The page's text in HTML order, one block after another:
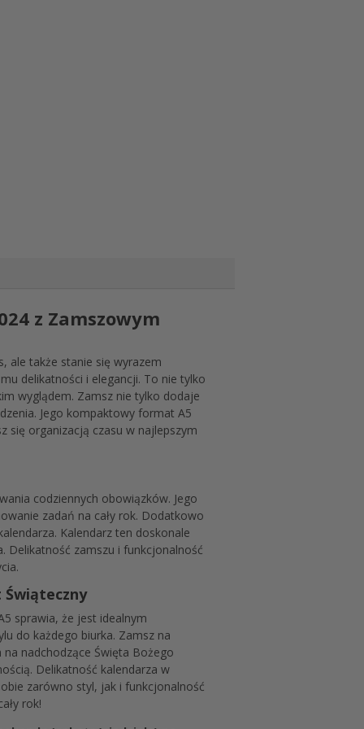
z Zamszowym
ale także stanie się wyrazem
delikatności i elegancji. To nie tylko
wyglądem. Zamsz nie tylko dodaje
Jego kompaktowy format A5
się organizacją czasu w najlepszym
codziennych obowiązków. Jego
zadań na cały rok. Dodatkowo
Kalendarz ten doskonale
Delikatność zamszu i funkcjonalność
Świąteczny
sprawia, że jest idealnym
do każdego biurka. Zamsz na
nadchodzące Święta Bożego
Delikatność kalendarza w
zarówno styl, jak i funkcjonalność
rok!